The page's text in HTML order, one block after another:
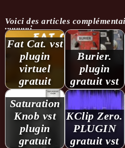
Voici des articles
...........:
Fat Cat. vst
plugin
virtuel
gratuit
Burier.
plugin
gratuit vst
Saturation
Knob vst
plugin
gratuit
KClip Zero.
PLUGIN
gratuit vst